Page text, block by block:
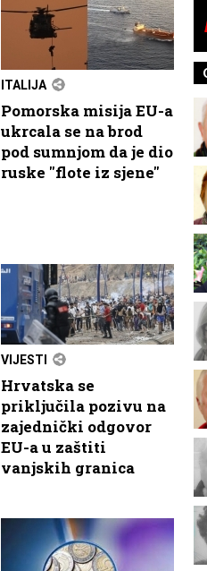
ITALIJA
Pomorska misija EU-a
ukrcala se na brod
pod sumnjom da je dio
ruske "flote iz sjene"
VIJESTI
Hrvatska se
priključila pozivu na
zajednički odgovor
EU-a u zaštiti
vanjskih granica